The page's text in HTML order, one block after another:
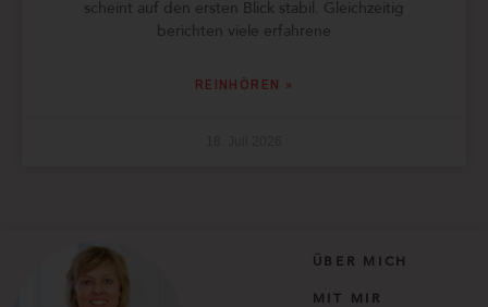
scheint auf den ersten Blick stabil. Gleichzeitig
berichten viele erfahrene
REINHÖREN »
ÜBER MICH
MIT MIR